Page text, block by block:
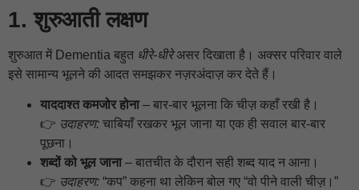
1. शुरुआती लक्षण
शुरुआत में Dementia बहुत धीरे-धीरेअसर दिखाता है। अक्सर परिवार वाले
इसे सामान्य भूलने की आदत समझकर नज़रअंदाज़ कर देते हैं।
याददाश्त कमजोर होना– बार-बार भूलना कि चीज़ कहाँ रखी है।
👉 उदाहरण: चाबियाँ रखकर भूल जाना या एक ही सवाल बार-बार
पूछना।
शब्दों को भूल जाना– बातचीत के दौरान सही शब्द याद न आना।
👉 उदाहरण: “कप” कहना था लेकिन बोल गए “वो पीने वाली चीज़।”